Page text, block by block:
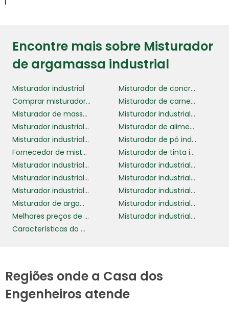
Encontre mais sobre Misturador
de argamassa industrial
Misturador industrial
Misturador de concreto industrial
Comprar misturador industrial
Misturador de carne industrial
Misturador de massa industrial
Misturador industrial para pó
Misturador industrial para líquidos
Misturador de alimentos industrial
Misturador industrial para indústria
Misturador de pó industrial
Fornecedor de misturador industrial
Misturador de tinta industrial
Misturador industrial para alimentos
Misturador industrial cosmeticos
Misturador industrial de argamassa
Misturador industrial de massa
Misturador industrial inox
Misturador industrial preço
Misturador de argamassa industrial
Misturador industrial de alimentos
Melhores preços de misturadores industriais
Misturador industrial personalizado
Características do misturador industrial
Regiões onde a Casa dos
Engenheiros atende